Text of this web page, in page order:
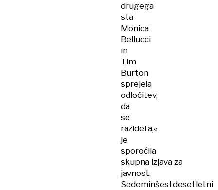
drugega
sta
Monica
Bellucci
in
Tim
Burton
sprejela
odločitev,
da
se
razideta,«
je
sporočila
skupna izjava za
javnost.
Sedeminšestdesetletni